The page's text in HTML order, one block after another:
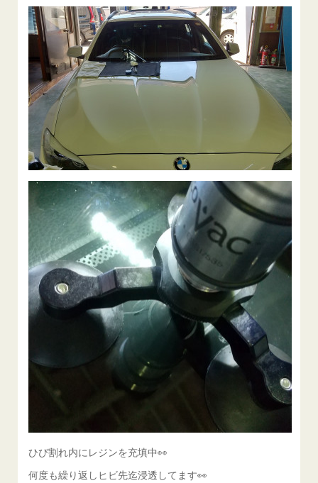
ひび割れ内にレジンを充填中👀
何度も繰り返しヒビ先迄浸透してます👀